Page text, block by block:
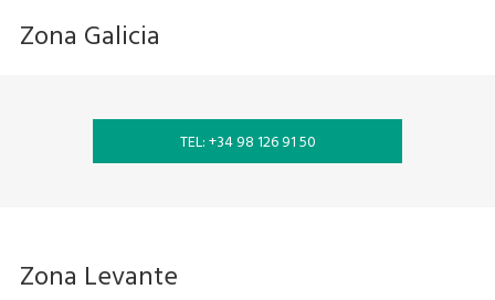
Zona Galicia
TEL: +34 98 126 91 50
Zona Levante